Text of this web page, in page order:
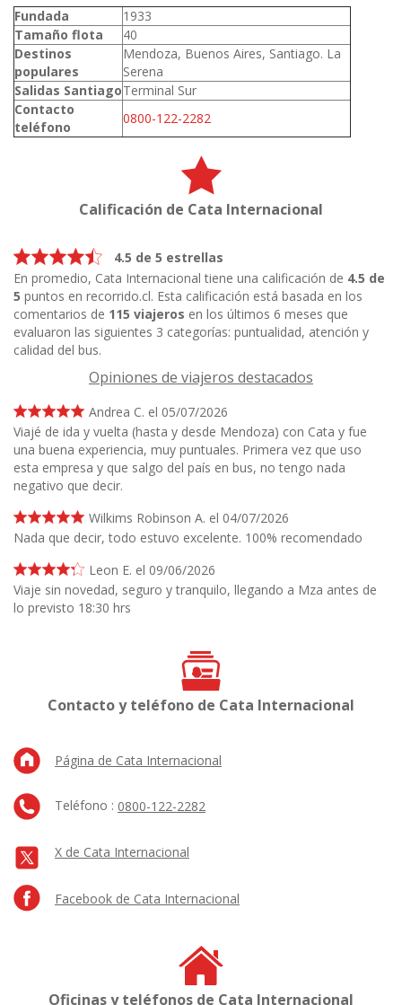
Fundada
1933
Tamaño flota
40
Destinos
populares
Mendoza, Buenos Aires, Santiago. La
Serena
Salidas SantiagoTerminal Sur
Contacto
teléfono
0800-122-2282
Calificación de Cata Internacional
4.5 de 5 estrellas
En promedio, Cata Internacional tiene una calificación de 4.5 de
5 puntos en recorrido.cl. Esta calificación está basada en los
comentarios de 115 viajeros en los últimos 6 meses que
evaluaron las siguientes 3 categorías: puntualidad, atención y
calidad del bus.
Opiniones de viajeros destacados
Andrea C. el 05/07/2026
Viajé de ida y vuelta (hasta y desde Mendoza) con Cata y fue
una buena experiencia, muy puntuales. Primera vez que uso
esta empresa y que salgo del país en bus, no tengo nada
negativo que decir.
Wilkims Robinson A. el 04/07/2026
Nada que decir, todo estuvo excelente. 100% recomendado
Leon E. el 09/06/2026
Viaje sin novedad, seguro y tranquilo, llegando a Mza antes de
lo previsto 18:30 hrs
Contacto y teléfono de Cata Internacional
Página de Cata Internacional
Teléfono : 0800-122-2282
X de Cata Internacional
Facebook de Cata Internacional
Oficinas y teléfonos de Cata Internacional